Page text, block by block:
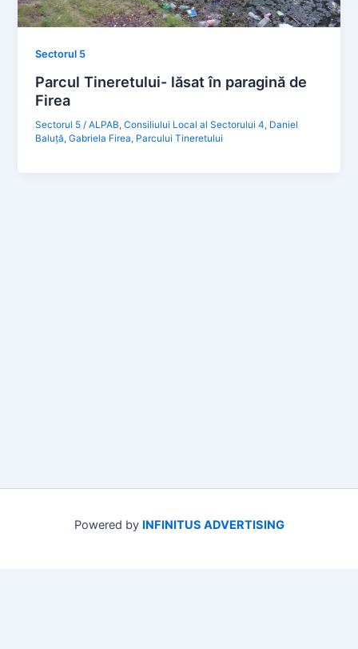
Sectorul 5
Parcul Tineretului- lăsat în paragină de
Firea
Sectorul 5 /ALPAB,Consiliului Local al Sectorului 4, Daniel
Baluță,Gabriela Firea, Parcului Tineretului
Powered by INFINITUS ADVERTISING